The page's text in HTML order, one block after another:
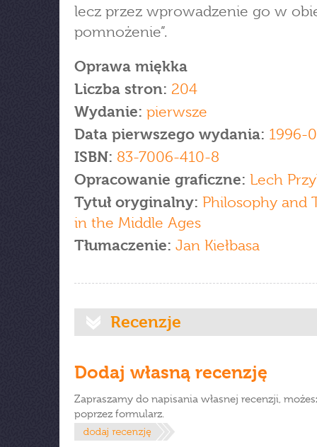
lecz przez wprowadzenie go w
pomnożenie”.
Oprawa miękka
Liczba stron: 204
Wydanie: pierwsze
Data pierwszego wydania: 1996-
ISBN: 83-7006-410-8
Opracowanie graficzne: Lech
Tytuł oryginalny: Philosophy and
in the Middle Ages
Tłumaczenie: Jan Kiełbasa
Recenzje
Dodaj własną recenzję
Zapraszamy do napisania własnej recenzji,
poprzez formularz.